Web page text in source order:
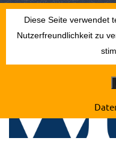
0241 24994
Diese Seite verwendet
Nutzerfreundlichkeit zu